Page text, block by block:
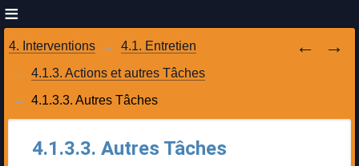
4. Interventions
4.1. Entretien
4.1.3. Actions et autres Tâches
4.1.3.3. Autres Tâches
4.1.3.3. Autres Tâches